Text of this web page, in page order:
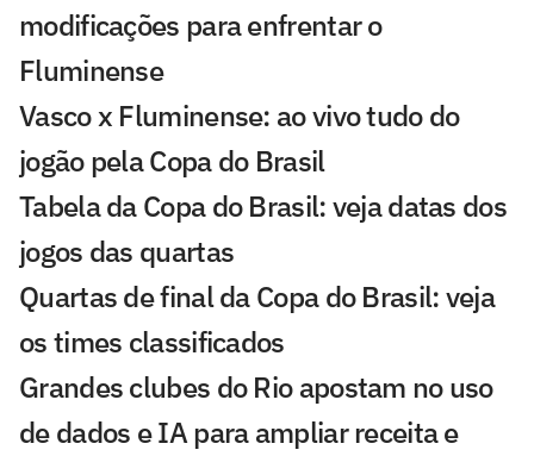
modificações para enfrentar o
Fluminense
Vasco x Fluminense: ao vivo tudo do
jogão pela Copa do Brasil
Tabela da Copa do Brasil: veja datas dos
jogos das quartas
Quartas de final da Copa do Brasil: veja
os times classificados
Grandes clubes do Rio apostam no uso
de dados e IA para ampliar receita e